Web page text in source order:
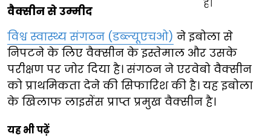
वैक्सीन से उम्मीद
विश्व स्वास्थ्य संगठन (डब्ल्यूएचओ) ने इबोला से
निपटने के लिए वैक्सीन के इस्तेमाल और उसके
परीक्षण पर जोर दिया है। संगठन ने एरवेबो वैक्सीन
को प्राथमिकता देने की सिफारिश की है। यह इबोला
के खिलाफ लाइसेंस प्राप्त प्रमुख वैक्सीन है।
यह भी पढ़ें